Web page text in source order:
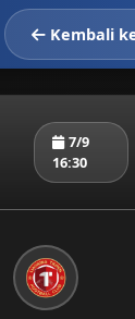
Kembali
7/9
16:30